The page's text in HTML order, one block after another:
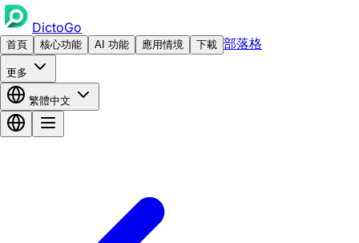
DictoGo
首頁 核心功能 AI 功能 應用情境 下載 部落格
更多
繁體中文